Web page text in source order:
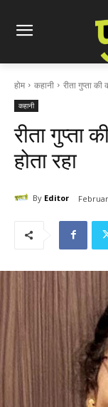
होम कहानी रीता गुप्ता की
कहानी
रीता गुप्ता
होता रहा
By Editor